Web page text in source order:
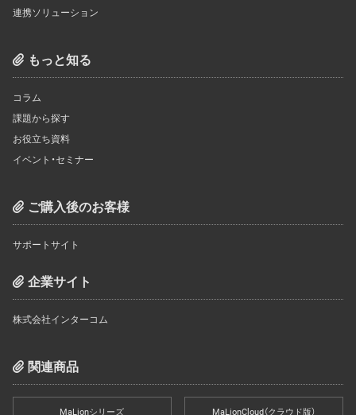
連携ソリューション
もっと知る
コラム
課題から探す
お役立ち資料
イベント・セミナー
ご購入後のお客様
サポートサイト
企業サイト
株式会社インターコム
関連商品
MaLionシリーズ MaLionCloud（クラウド版）